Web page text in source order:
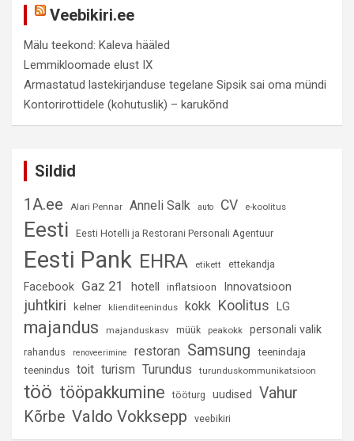
Veebikiri.ee
Mälu teekond: Kaleva hääled
Lemmikloomade elust IX
Armastatud lastekirjanduse tegelane Sipsik sai oma mündi
Kontorirottidele (kohutuslik) – karukõnd
Sildid
1A.ee
Alari Pennar Anneli Salk auto CV e-koolitus
Eesti Eesti Hotelli ja Restorani Personali Agentuur
Eesti Pank EHRA etikett ettekandja
Facebook Gaz 21 hotell inflatsioon Innovatsioon
juhtkiri kelner klienditeenindus kokk Koolitus LG
majandus majanduskasv müük peakokk personali valik
rahandus renoveerimine restoran Samsung
teenindaja
teenindus toit turism Turundus turunduskommunikatsioon
töö tööpakkumine tööturg uudised
Vahur
Kõrbe Valdo Vokksepp veebikiri